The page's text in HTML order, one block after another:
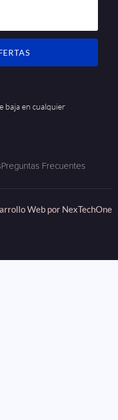
baja en cualquier
Preguntas Frecuentes
Web por NexTechOne